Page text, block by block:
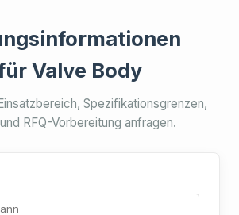
Valve Body
Spezifikationsgrenzen,
RFQ-Vorbereitung anfragen.